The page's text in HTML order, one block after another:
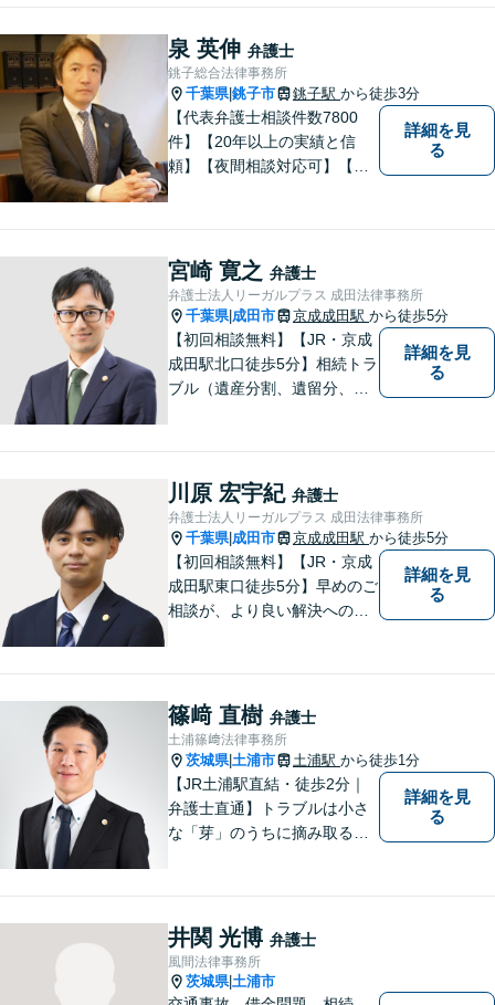
泉 英伸 弁護士
銚子総合法律事務所
千葉県|銚子市 銚子駅 から徒歩3分
【代表弁護士相談件数7800
件】【20年以上の実績と信
頼】【夜間相談対応可】【法
域の皆様の生活に貢献してま
いりました。豊富な経験を活
かし地域の法律問題をサポー
トいたします。
詳細を見
る
宮崎 寛之 弁護士
弁護士法人リーガルプラス 成田法律事務所
千葉県| 成田市 京成成田駅 から徒歩5分
【初回相談無料】【JR・京成
成田駅北口徒歩5分】相続トラ
ブル（遺産分割、遺留分、遺
す。
詳細を見
る
川原 宏宇紀 弁護士
弁護士法人リーガルプラス 成田法律事務所
千葉県| 成田市 京成成田駅 から徒歩5分
【初回相談無料】【JR・京成
成田駅東口徒歩5分】早めのご
相談が、より良い解決への第
す。どんな些細なことでも構
いませんので、遠慮なくご相
談ください。
詳細を見
る
篠﨑 直樹 弁護士
土浦篠﨑法律事務所
茨城県| 土浦市 土浦駅 から徒歩1分
【JR土浦駅直結・徒歩2分｜
弁護士直通】トラブルは小さ
な「芽」のうちに摘み取るこ
詳細を見
る
井関 光博 弁護士
風間法律事務所
茨城県| 土浦市